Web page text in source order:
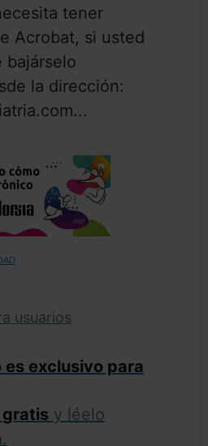
tener
Acrobat, si usted
bajárselo
la dirección:
usuarios
exclusivo para
gratis y léelo